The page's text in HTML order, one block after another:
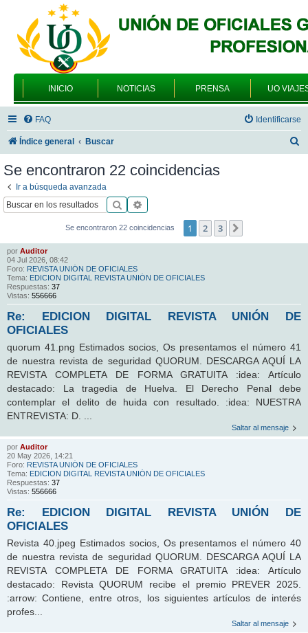
INICIO NOTICIAS PRENSA UO
FAQ Identificarse
Índice general Buscar
Se encontraron 22 coincidencias
Ir a búsqueda avanzada
Buscar
Se encontraron 22 coincidencias 1 2 3
por Auditor
04 Jul 2026, 08:42
Foro: REVISTA UNIÓN DE OFICIALES
Tema: EDICION DIGITAL REVISTA UNIÓN DE OFICIALES
Respuestas: 37
Vistas: 556666
Re: EDICION DIGITAL REVISTA UNIÓN DE
OFICIALES
quorum 41.png Estimados socios, Os presentamos el número 41
de nuestra revista de seguridad QUORUM. DESCARGA AQUÍ LA
REVISTA COMPLETA DE FORMA GRATUITA :idea: Artículo
destacado: La tragedia de Huelva. El Derecho Penal debe
contemplar el delito de huida con resultado. :idea: NUESTRA
ENTREVISTA: D. ...
Saltar al mensaje
por Auditor
20 May 2026, 14:21
Foro: REVISTA UNIÓN DE OFICIALES
Tema: EDICION DIGITAL REVISTA UNIÓN DE OFICIALES
Respuestas: 37
Vistas: 556666
Re: EDICION DIGITAL REVISTA UNIÓN DE
OFICIALES
Revista 40.jpeg Estimados socios, Os presentamos el número 40
de nuestra revista de seguridad QUORUM. DESCARGA AQUÍ LA
REVISTA COMPLETA DE FORMA GRATUITA :idea: Artículo
destacado: Revista QUORUM recibe el premio PREVER 2025.
:arrow: Contiene, entre otros, los siguientes artículos de interés
profes...
Saltar al mensaje